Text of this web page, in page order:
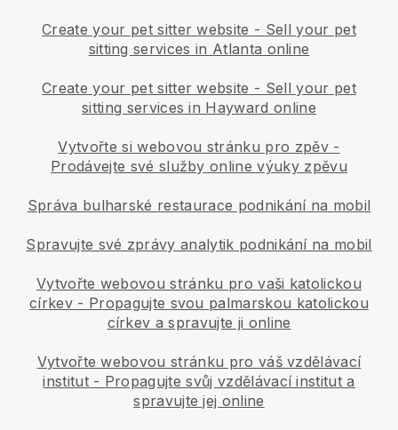
Create your pet sitter website - Sell your pet
sitting services in Atlanta online
Create your pet sitter website - Sell your pet
sitting services in Hayward online
Vytvořte si webovou stránku pro zpěv-
Prodávejte své služby online výuky zpěvu
Správa bulharské restaurace podnikání na mobil
Spravujte své zprávy analytik podnikání na mobil
Vytvořte webovou stránku pro vaši katolickou
církev - Propagujte svou palmarskou katolickou
církev a spravujte ji online
Vytvořte webovou stránku pro váš vzdělávací
institut- Propagujte svůj vzdělávací institut a
spravujte jej online